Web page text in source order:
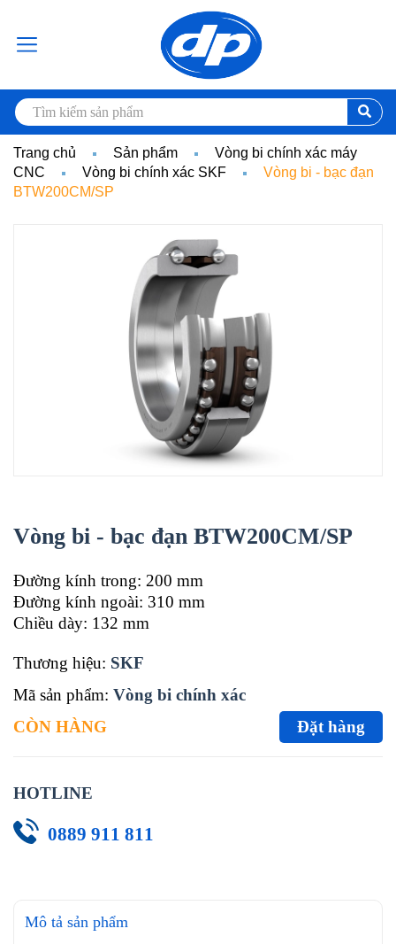
Trang chủ Sản phẩm
Vòng bi chính xác máy
CNC
Vòng bi chính xác SKF
Vòng bi - bạc đạn
BTW200CM/SP
Vòng bi - bạc đạn BTW200CM/SP
Đường kính trong: 200 mm
Đường kính ngoài: 310 mm
Chiều dày: 132 mm
Thương hiệu: SKF
Mã sản phẩm: Vòng bi chính xác
CÒN HÀNG
Đặt hàng
HOTLINE
0889 911 811
Mô tả sản phẩm